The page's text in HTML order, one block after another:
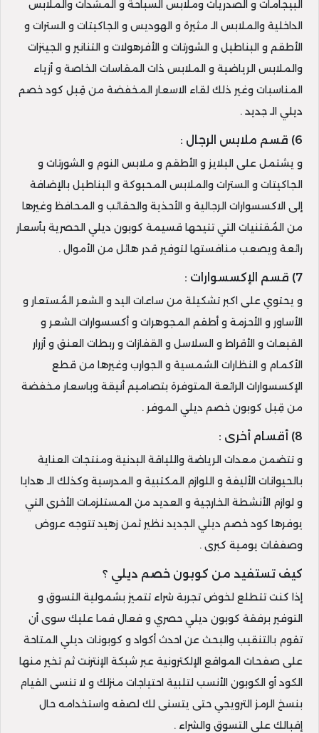
البيجامات و الصدريات وملابس السباحة و المشدات والملابس
الداخلية والملابس الـ مثيرة و الهوديس و الجاكيتات و السترات و
الأطقم و البناطيل و الشورتات و الأفرهولات و التنانير و الجينزات
والملابس الرياضية و الملابس ذات المقاسات الخاصة و أزياء
المناسبات وغير ذلك لقاء الاسعار المخفضة من قِبل كود خصم
ديلي الـ جديد .
6) قسم ملابس الرجال :
و يشتمل على البلايز و الأطقم و ملابس النوم و الشورتات و
الجاكيتات و السترات والملابس المحبوكة و البناطيل بالإضافة
إلى الاكسسوارات الرجالية و الأحذية والحقائب و المحافظ وغيرها
من المُقتنيات التي تتيحها قسيمة كوبون ديلي الحصرية بأسعار
رائعة ويصعب منافستها لتوفير قدر هائل من الأموال .
7) قسم الإكسسوارات :
و يحتوي على اكبر تشكيلة من ساعات اليد و الشعر المُستعار و
الأساور و الأحزمة و أطقم المجوهرات و أكسسوارات الشعر و
القبعات و الأقراط و السلاسل و القفازات و ربطات العنق و أزرار
الأكمام و النظارات الشمسية و الجوارب وغيرها من قطع
الإكسسوارات الرائعة المتوفرة بتصاميم أنيقة وباسعار مخفضة
من قِبل كوبون خصم ديلي الموفر .
8) أقسام أخرى :
و تتضمن معدات الرياضة واللياقة البدنية ومنتجات العناية
بالحيوانات الأليفة و اللوازم المكتبية و المدرسية وكذلك الـ هدايا
و لوازم الأنشطة الخارجية و العديد من المستلزمات الأخرى التي
يوفرها كود خصم ديلي الجديد نظير ثمن زهيد تتوجه عروض
وصفقات يومية كبرى .
كيف تستفيد من كوبون خصم ديلي ؟
إذا كنت تتطلع لخوض تجربة شراء تتميز بشمولية التسوق و
التوفير برفقة كوبون ديلي حصري و فعال فما عليك سوى أن
تقوم بالتنقيب والبحث عن احدث أكواد و كوبونات ديلي المتاحة
على صفحات المواقع الإلكترونية عبر شبكة الإنترنت ثم تخير منها
الكود أو الكوبون الأنسب لتلبية احتياجات منزلك و لا تنسى القيام
بنسخ الرمز الترويجي حتى يتسنى لك لصقه واستخدامه حال
إقبالك على التسوق والشراء .